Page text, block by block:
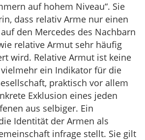
auf hohem Niveau“. Sie
dass relativ Arme nur einen
den Mercedes des Nachbarn
relative Armut sehr häufig
wird. Relative Armut ist keine
vielmehr ein Indikator für die
praktisch vor allem
Exklusion eines jeden
aus selbiger. Ein
Identität der Armen als
infrage stellt. Sie gilt